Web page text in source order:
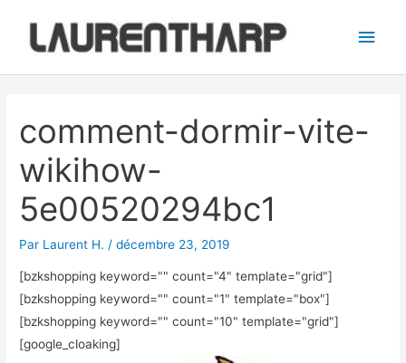
contenu
comment-dormir-vite-
wikihow-
5e00520294bc1
Par Laurent H. /décembre 23, 2019
[bzkshopping keyword="" count="4" template="grid"]
[bzkshopping keyword="" count="1" template="box"]
[bzkshopping keyword="" count="10" template="grid"]
[google_cloaking]
articles